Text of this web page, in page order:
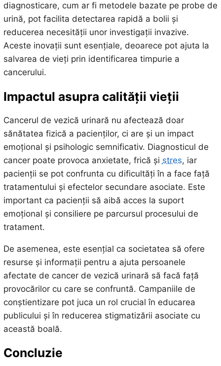
diagnosticare, cum ar fi metodele bazate pe probe de
urină, pot facilita detectarea rapidă a bolii și
reducerea necesității unor investigații invazive.
Aceste inovații sunt esențiale, deoarece pot ajuta la
salvarea de vieți prin identificarea timpurie a
cancerului.
Impactul asupra calității vieții
Cancerul de vezică urinară nu afectează doar
sănătatea fizică a pacienților, ci are și un impact
emoțional și psihologic semnificativ. Diagnosticul de
cancer poate provoca anxietate, frică și stres, iar
pacienții se pot confrunta cu dificultăți în a face față
tratamentului și efectelor secundare asociate. Este
important ca pacienții să aibă acces la suport
emoțional și consiliere pe parcursul procesului de
tratament.
De asemenea, este esențial ca societatea să ofere
resurse și informații pentru a ajuta persoanele
afectate de cancer de vezică urinară să facă față
provocărilor cu care se confruntă. Campaniile de
conștientizare pot juca un rol crucial în educarea
publicului și în reducerea stigmatizării asociate cu
această boală.
Concluzie